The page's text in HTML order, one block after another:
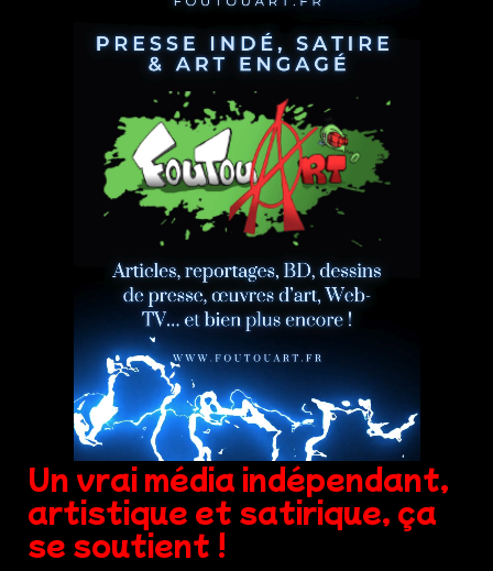
Un vrai média indépendant,
artistique et satirique, ça
se soutient !